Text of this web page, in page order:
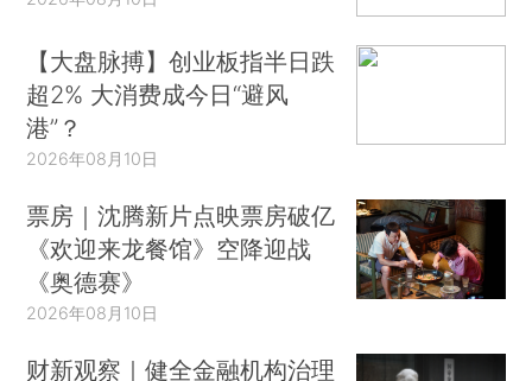
【大盘脉搏】创业板指半日跌
超2% 大消费成今日“避风
港”？
2026年08月10日
票房｜沈腾新片点映票房破亿
《欢迎来龙餐馆》空降迎战
《奥德赛》
2026年08月10日
财新观察｜健全金融机构治理